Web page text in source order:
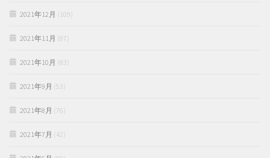
2021年12月 (109)
2021年11月 (87)
2021年10月 (83)
2021年9月 (53)
2021年8月 (76)
2021年7月 (42)